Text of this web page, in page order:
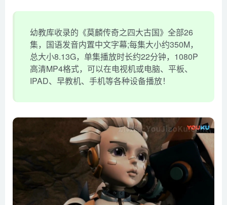
幼教库收录的《莫麟传奇之四大古国》全部26
集，国语发音内置中文字幕;每集大小约350M，
总大小8.13G，单集播放时长约22分钟，1080P
高清MP4格式，可以在电视机或电脑、平板、
IPAD、早教机、手机等各种设备播放！